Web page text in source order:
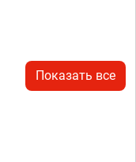
Показать все